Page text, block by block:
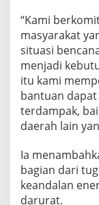
“Kami
masyarakat
situasi
menjadi
itu kami
bantuan
terdampak,
daerah lain
Ia
bagian dari
keandalan
darurat.